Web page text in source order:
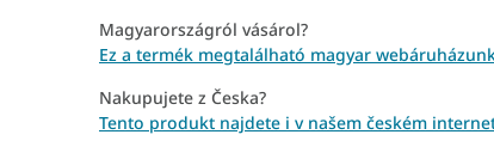
Magyarországról vásárol?
Ez a termék megtalálható magyar
Nakupujete z Česka?
Tento produkt najdete i v našem českém